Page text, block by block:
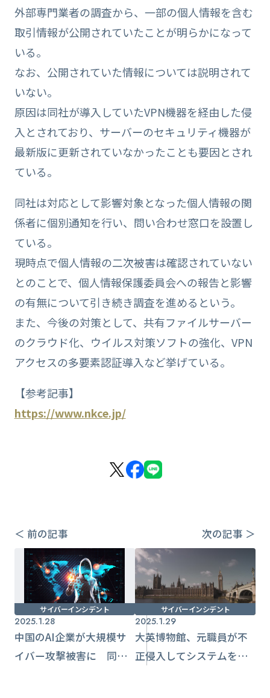
外部専門業者の調査から、一部の個人情報を含む
取引情報が公開されていたことが明らかになって
いる。
なお、公開されていた情報については説明されて
いない。
原因は同社が導入していたVPN機器を経由した侵
入とされており、サーバーのセキュリティ機器が
最新版に更新されていなかったことも要因とされ
ている。
同社は対応として影響対象となった個人情報の関
係者に個別通知を行い、問い合わせ窓口を設置し
ている。
現時点で個人情報の二次被害は確認されていない
とのことで、個人情報保護委員会への報告と影響
の有無について引き続き調査を進めるという。
また、今後の対策として、共有ファイルサーバー
のクラウド化、ウイルス対策ソフトの強化、VPN
アクセスの多要素認証導入など挙げている。
【参考記事】
https://www.nkce.jp/
＜ 前の記事 次の記事 ＞
サイバーインシデント
2025.1.28
中国のAI企業が大規模サ
イバー攻撃被害に 同日
サイバーインシデント
2025.1.29
大英博物館、元職員が不
正侵入してシステムを停